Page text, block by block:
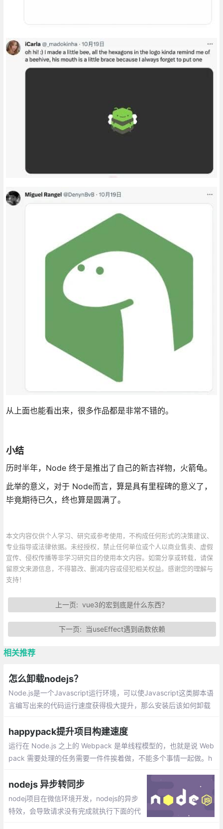
从上面也能看出来，很多作品都是非常不错的。
小结
历时半年，Node 终于是推出了自己的新吉祥物，火箭龟。
此举的意义，对于 Node而言，算是具有里程碑的意义了，
毕竟期待已久，终也算是圆满了。
本文内容仅供个人学习、研究或参考使用，不构成任何形式的决策建议、
专业指导或法律依据。未经授权，禁止任何单位或个人以商业售卖、虚假
宣传、侵权传播等非学习研究目的使用本文内容。如需分享或转载，请保
留原文来源信息，不得篡改、删减内容或侵犯相关权益。感谢您的理解与
支持！
上一页:vue3的宏到底是什么东西？
下一页: 当useEffect遇到函数依赖
相关推荐
怎么卸载nodejs？
Node.js是一个Javascript运行环境，可以使Javascript这类脚本语
言编写出来的代码运行速度获得极大提升，那么安装后该如何卸载
的方法，希望对大家有所帮助。
happypack提升项目构建速度
运行在 Node.js 之上的 Webpack 是单线程模型的，也就是说 Web
pack 需要处理的任务需要一件件挨着做，不能多个事情一起做。h
后再把结果发送给主进程。
nodejs 异步转同步
nodej项目在微信环境开发，nodejs的异步
特效，会导致请求没有完成就执行下面的代